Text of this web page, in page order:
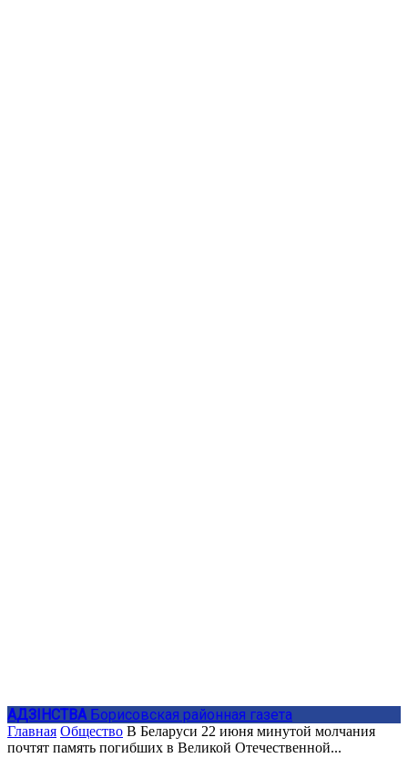
АДЗIНСТВА Борисовская районная газета
Главная Общество В Беларуси 22 июня минутой молчания
почтят память погибших в Великой Отечественной...